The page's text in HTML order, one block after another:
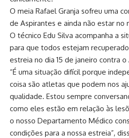
O meia Rafael Granja sofreu uma
de Aspirantes e ainda não estar no
O técnico Edu Silva acompanha a
para que todos estejam
estreia no dia 15 de janeiro contra
“É uma situação difícil porque
coisa são atletas que podem nos
qualidade. Estou sempre
como eles estão em relação às
o nosso Departamento Médico
condições para a nossa estreia”,